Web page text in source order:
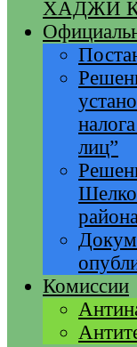
ХАДЖИ
лиц”
Комиссии